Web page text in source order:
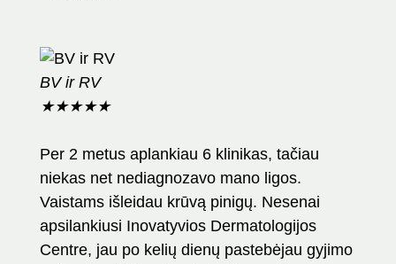
BV ir RV
★★★★★
Per 2 metus aplankiau 6 klinikas, tačiau
niekas net nediagnozavo mano ligos.
Vaistams išleidau krūvą pinigų. Nesenai
apsilankiusi Inovatyvios Dermatologijos
Centre, jau po kelių dienų pastebėjau gyjimo